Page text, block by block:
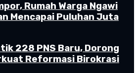
Rumah Warga Ngawi
Mencapai Puluhan Juta
228 PNS Baru, Dorong
Reformasi Birokrasi